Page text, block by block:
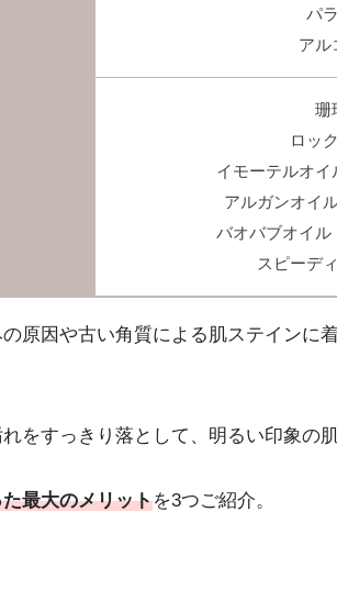
パ
アル
珊
ロッ
イモーテルオイ
アルガンオイ
バオバブオイル
スピーデ
原因や古い角質による肌ステインに
をすっきり落として、明るい印象の
最大のメリットを3つご紹介。